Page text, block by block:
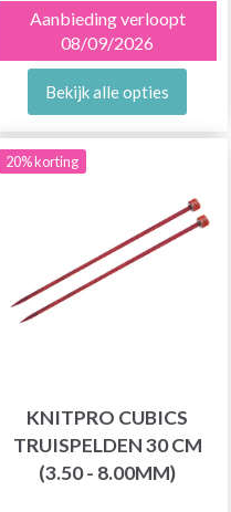
Aanbieding verloopt
08/09/2026
Bekijk alle opties
20% korting
KNITPRO CUBICS
TRUISPELDEN 30 CM
(3.50 - 8.00MM)